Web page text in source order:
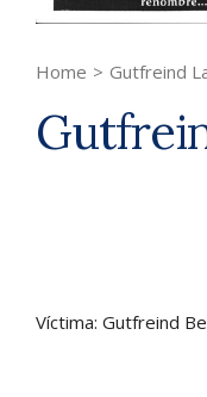
Home > Gutfreind
Víctima: Gutfreind